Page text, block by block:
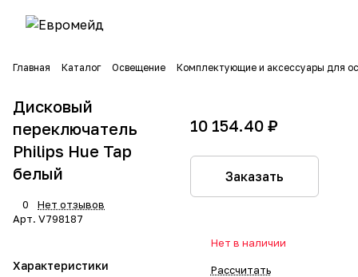
Главная Каталог Освещение Комплектующие и аксессуары для
Дисковый
переключатель
Philips Hue Tap
белый
0
Нет отзывов
Арт. V798187
Характеристики
10 154.40 ₽
Заказать
Нет в наличии
Рассчитать